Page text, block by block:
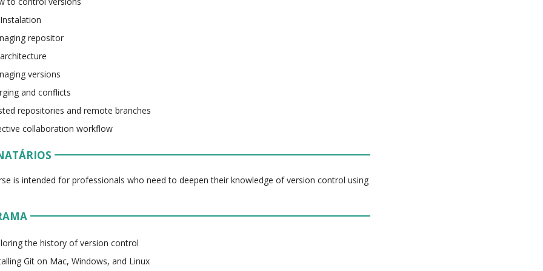
repositor
versions
and conflicts
repositories and remote branches
collaboration workflow
is intended for professionals who need to deepen their knowledge of version control using
the history of version control
Git on Mac, Windows, and Linux